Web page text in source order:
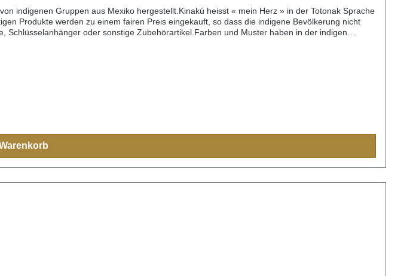
indigenen Gruppen aus Mexiko hergestellt.Kinakú heisst « mein Herz » in der Totonak Sprache
Produkte werden zu einem fairen Preis eingekauft, so dass die indigene Bevölkerung nicht
oder sonstige Zubehörartikel.Farben und Muster haben in der indigen